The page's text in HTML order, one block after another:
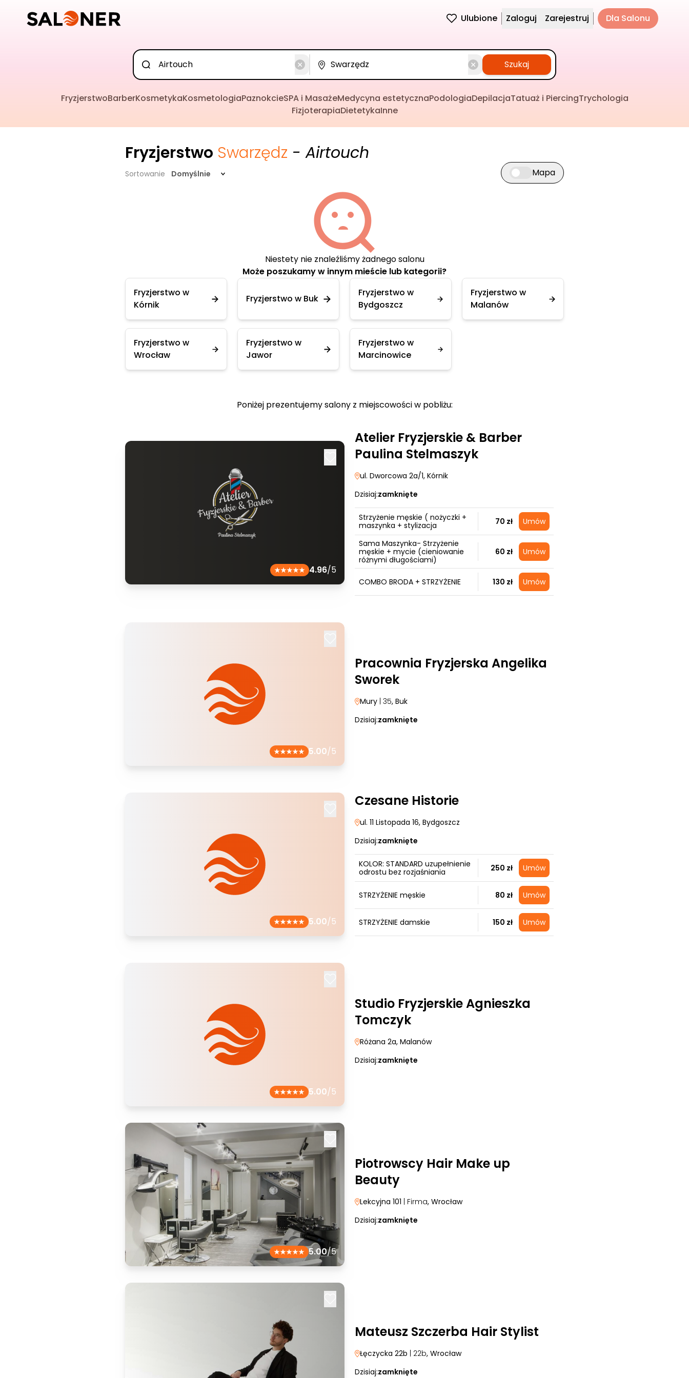
Ulubione Zaloguj Zarejestruj Dla Salonu
Szukaj
FryzjerstwoBarberKosmetykaKosmetologiaPaznokcieSPA i MasażeMedycyna estetycznaPodologiaDepilacjaTatuaż i PiercingTrychologia
FizjoterapiaDietetykaInne
Fryzjerstwo Swarzędz - Airtouch
Sortowanie Domyślnie Przełącz widok mapy
Mapa
Niestety nie znaleźliśmy żadnego salonu
Może poszukamy w innym mieście lub kategorii?
Fryzjerstwo w
Kórnik
Fryzjerstwo w Buk
Fryzjerstwo w
Bydgoszcz
Fryzjerstwo w
Malanów
Fryzjerstwo w
Wrocław
Fryzjerstwo w
Jawor
Fryzjerstwo w
Marcinowice
Poniżej prezentujemy salony z miejscowości w pobliżu:
4.96/5
Atelier Fryzjerskie & Barber
Paulina Stelmaszyk
ul. Dworcowa 2a/1, Kórnik
Dzisiaj:zamknięte
Strzyżenie męskie ( nożyczki +
maszynka + stylizacja
70 zł Umów
Sama Maszynka- Strzyżenie
męskie + mycie (cieniowanie
różnymi długościami)
60 zł Umów
COMBO BRODA + STRZYŻENIE 130 zł Umów
5.00/5
Pracownia Fryzjerska Angelika
Sworek
Mury | 35, Buk
Dzisiaj:zamknięte
5.00/5
Czesane Historie
ul. 11 Listopada 16, Bydgoszcz
Dzisiaj:zamknięte
KOLOR: STANDARD uzupełnienie
odrostu bez rozjaśniania
250 zł Umów
STRZYŻENIE męskie 80 zł Umów
STRZYŻENIE damskie 150 zł Umów
5.00/5
Studio Fryzjerskie Agnieszka
Tomczyk
Różana 2a, Malanów
Dzisiaj:zamknięte
5.00/5
Piotrowscy Hair Make up
Beauty
Lekcyjna 101 | Firma, Wrocław
Dzisiaj:zamknięte
Mateusz Szczerba Hair Stylist
Łęczycka 22b | 22b, Wrocław
Dzisiaj:zamknięte